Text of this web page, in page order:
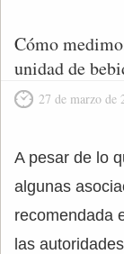
Cómo
unidad de
27 de marzo de
A pesar de lo
algunas
recomendada
las